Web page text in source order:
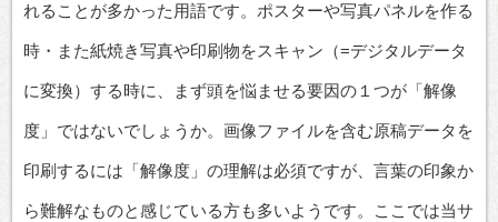
れることが多かった用語です。ポスターや写真パネルを作る
時・また紙焼き写真や印刷物をスキャン（=デジタルデータ
に変換）する時に、まず頭を悩ませる要因の１つが「解像
度」ではないでしょうか。画像ファイルを含む原稿データを
印刷するには「解像度」の理解は必須ですが、言葉の印象か
ら難解なものと感じている方も多いようです。ここでは当サ